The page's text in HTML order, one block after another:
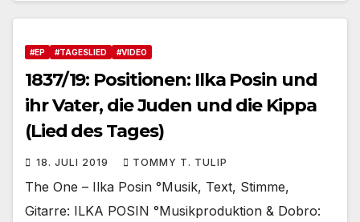
#EP #TAGESLIED #VIDEO
1837/19: Positionen: Ilka Posin und
ihr Vater, die Juden und die Kippa
(Lied des Tages)
18. JULI 2019 TOMMY T. TULIP
The One – Ilka Posin °Musik, Text, Stimme,
Gitarre: ILKA POSIN °Musikproduktion & Dobro: